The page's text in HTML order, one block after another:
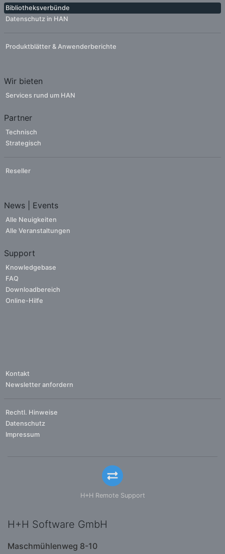
Bibliotheksverbünde
Datenschutz in HAN
Produktblätter & Anwenderberichte
Wir bieten
Services rund um HAN
Partner
Technisch
Strategisch
Reseller
News | Events
Alle Neuigkeiten
Alle Veranstaltungen
Support
Knowledgebase
FAQ
Downloadbereich
Online-Hilfe
Kontakt
Newsletter anfordern
Rechtl. Hinweise
Datenschutz
Impressum
H+H Remote Support
H+H Software GmbH
Maschmühlenweg 8-10